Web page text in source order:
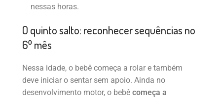
nessas horas.
O quinto salto: reconhecer sequências no
6⁰ mês
Nessa idade, o bebê começa a rolar e também
deve iniciar o sentar sem apoio. Ainda no
desenvolvimento motor, o bebê começa a